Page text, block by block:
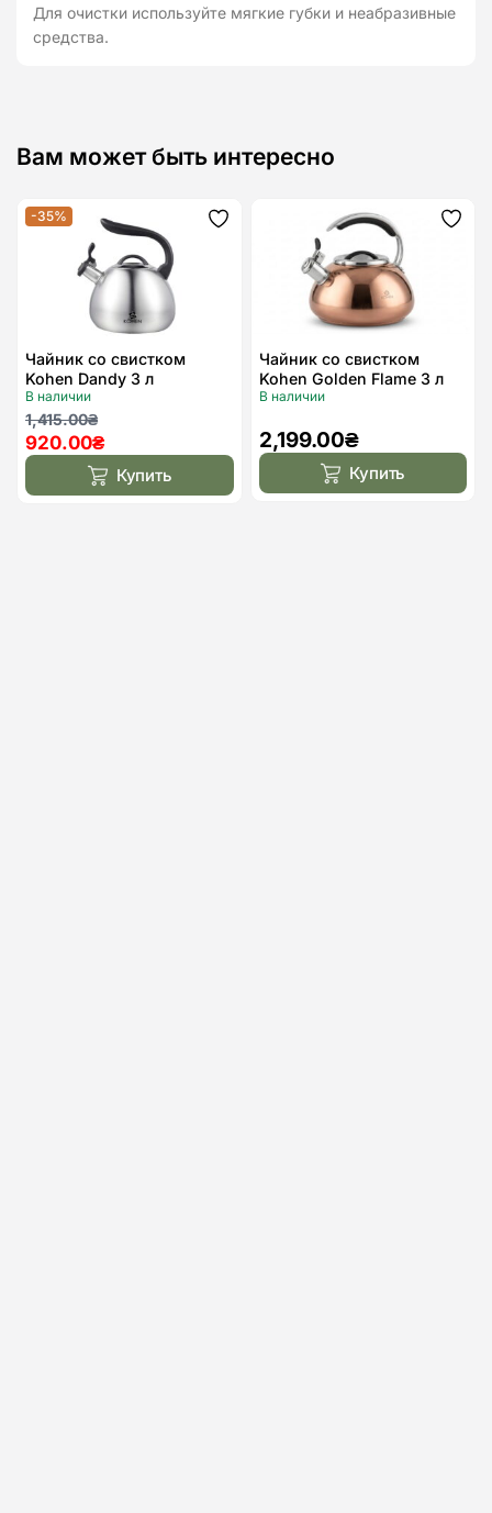
Для очистки используйте мягкие губки и неабразивные
средства.
Вам может быть интересно
-35% Додати
Чайник со свистком
Kohen Dandy 3 л
В наличии
1,415.00₴
Первоначальная
цена
составляла
1,415.00₴.
920.00₴
Текущая
цена:
920.00₴.Купить
Чайник со свистком
Kohen Golden Flame 3 л
В наличии
2,199.00₴
Купить